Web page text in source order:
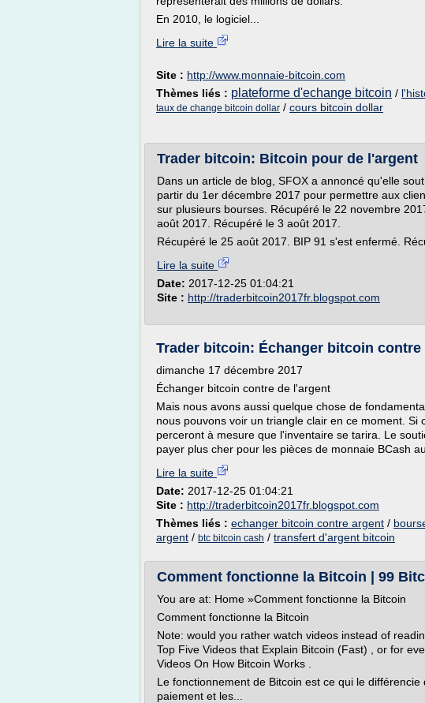
En 2010, le logiciel...
Lire la suite
Site : http://www.monnaie-bitcoin.com
Thèmes liés : plateforme d'echange bitcoin /
taux de change bitcoin dollar / cours bitcoin dollar
Trader bitcoin: Bitcoin pour de l'argent
Dans un article de blog, SFOX a annoncé qu'elle
partir du 1er décembre 2017 pour permettre aux
sur plusieurs bourses. Récupéré le 22 novembre
août 2017. Récupéré le 3 août 2017.
Récupéré le 25 août 2017. BIP 91 s'est enfermé.
Lire la suite
Date: 2017-12-25 01:04:21
Site : http://traderbitcoin2017fr.blogspot.com
Trader bitcoin: Échanger bitcoin contre
dimanche 17 décembre 2017
Échanger bitcoin contre de l'argent
Mais nous avons aussi quelque chose de
nous pouvons voir un triangle clair en ce moment. Si
perceront à mesure que l'inventaire se tarira. Le
payer plus cher pour les pièces de monnaie BCash au
Lire la suite
Date: 2017-12-25 01:04:21
Site : http://traderbitcoin2017fr.blogspot.com
Thèmes liés : echanger bitcoin contre argent /
argent / btc bitcoin cash / transfert d'argent bitcoin
Comment fonctionne la Bitcoin | 99
You are at: Home »Comment fonctionne la Bitcoin
Comment fonctionne la Bitcoin
Note: would you rather watch videos instead of
Top Five Videos that Explain Bitcoin (Fast) , or for
Videos On How Bitcoin Works .
Le fonctionnement de Bitcoin est ce qui le
paiement et les...